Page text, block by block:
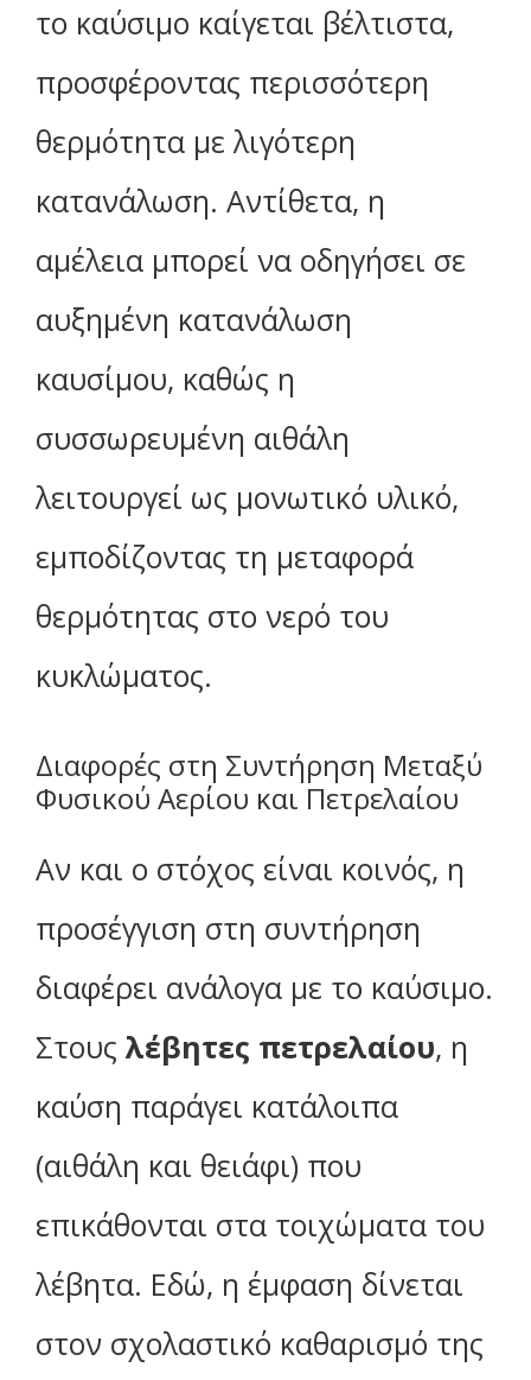
το καύσιμο καίγεται βέλτιστα,
προσφέροντας περισσότερη
θερμότητα με λιγότερη
κατανάλωση. Αντίθετα, η
αμέλεια μπορεί να οδηγήσει σε
αυξημένη κατανάλωση
καυσίμου, καθώς η
συσσωρευμένη αιθάλη
λειτουργεί ως μονωτικό υλικό,
εμποδίζοντας τη μεταφορά
θερμότητας στο νερό του
κυκλώματος.
Διαφορές στη Συντήρηση Μεταξύ
Φυσικού Αερίου και Πετρελαίου
Αν και ο στόχος είναι κοινός, η
προσέγγιση στη συντήρηση
διαφέρει ανάλογα με το καύσιμο.
Στουςλέβητες πετρελαίου, η
καύση παράγει κατάλοιπα
(αιθάλη και θειάφι) που
επικάθονται στα τοιχώματα του
λέβητα. Εδώ, η έμφαση δίνεται
στον σχολαστικό καθαρισμό της